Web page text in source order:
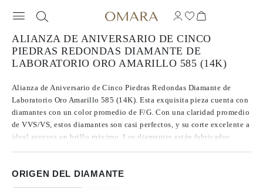
ALIANZA DE ANIVERSARIO DE CINCO
PIEDRAS REDONDAS DIAMANTE DE
LABORATORIO ORO AMARILLO 585 (14K)
Alianza de Aniversario de Cinco Piedras Redondas Diamante de
Laboratorio Oro Amarillo 585 (14K). Esta exquisita pieza cuenta con
diamantes con un color promedio de F/G. Con una claridad promedio
de VVS/VS, estos diamantes son casi perfectos, y su corte excelente a
ideal asegura un brillo máximo. Los diamantes están fabricados
peso total en quilates es de 2.50.
ORIGEN DEL DIAMANTE